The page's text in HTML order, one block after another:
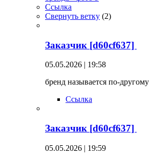
Ссылка
Свернуть ветку (2)
Заказчик [d60cf637]
05.05.2026 | 19:58
бренд называется по-другому
Ссылка
Заказчик [d60cf637]
05.05.2026 | 19:59